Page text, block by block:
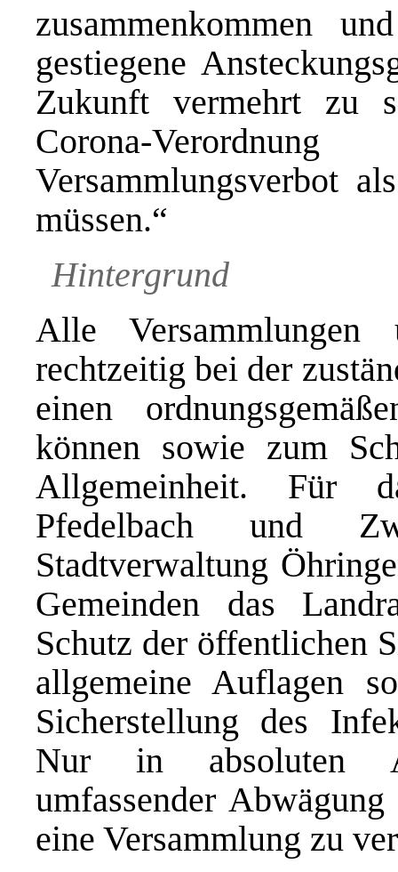
zusammenkommen
gestiegene
Zukunft vermehrt zu
Corona-
Versammlungsverbot
müssen.“
Hintergrund
Alle
rechtzeitig bei der
einen
können sowie zum
Allgemeinheit. Für
Pfedelbach und
Stadtverwaltung
Gemeinden das
Schutz der öffentlichen
allgemeine Auflagen
Sicherstellung des
Nur in absoluten
umfassender
eine Versammlung zu